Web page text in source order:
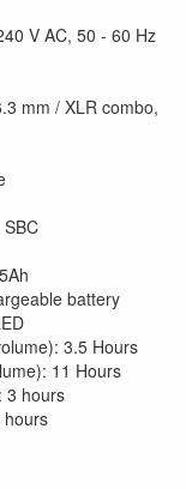
V AC, 50 - 60 Hz
mm / XLR combo,
battery
3.5 Hours
11 Hours
3 hours
hours